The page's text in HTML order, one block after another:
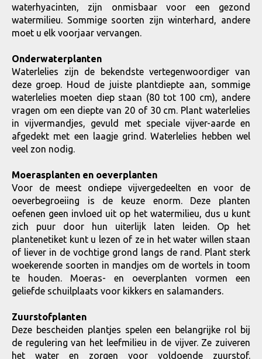
waterhyacinten, zijn onmisbaar voor een gezond
watermilieu. Sommige soorten zijn winterhard, andere
moet u elk voorjaar vervangen.
Onderwaterplanten
Waterlelies zijn de bekendste vertegenwoordiger van
deze groep. Houd de juiste plantdiepte aan, sommige
waterlelies moeten diep staan (80 tot 100 cm), andere
vragen om een diepte van 20 of 30 cm. Plant waterlelies
in vijvermandjes, gevuld met speciale vijver-aarde en
afgedekt met een laagje grind. Waterlelies hebben wel
veel zon nodig.
Moerasplanten en oeverplanten
Voor de meest ondiepe vijvergedeelten en voor de
oeverbegroeiing is de keuze enorm. Deze planten
oefenen geen invloed uit op het watermilieu, dus u kunt
zich puur door hun uiterlijk laten leiden. Op het
plantenetiket kunt u lezen of ze in het water willen staan
of liever in de vochtige grond langs de rand. Plant sterk
woekerende soorten in mandjes om de wortels in toom
te houden. Moeras- en oeverplanten vormen een
geliefde schuilplaats voor kikkers en salamanders.
Zuurstofplanten
Deze bescheiden plantjes spelen een belangrijke rol bij
de regulering van het leefmilieu in de vijver. Ze zuiveren
het water en zorgen voor voldoende zuurstof.